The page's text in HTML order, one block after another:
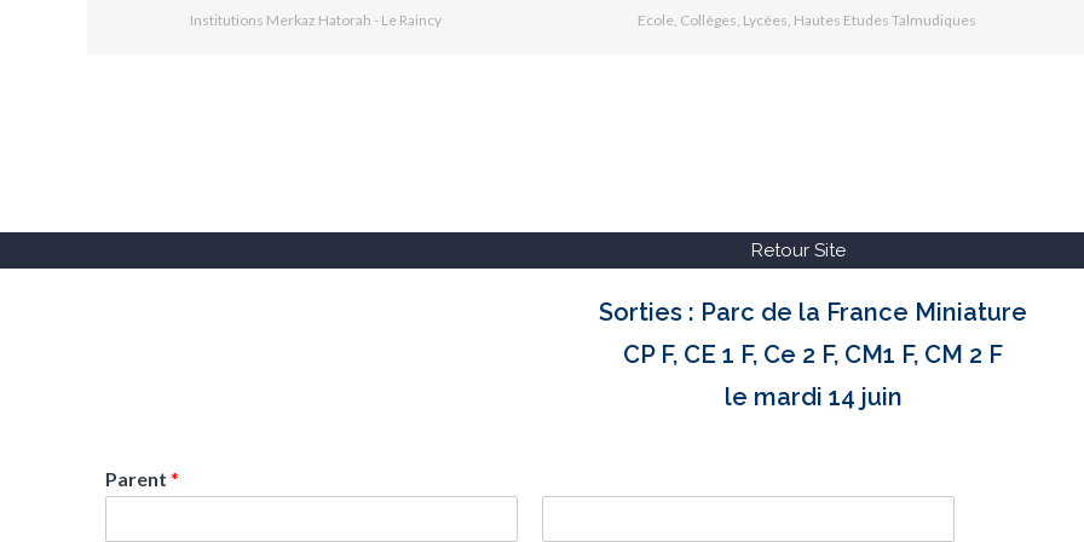
Institutions Merkaz Hatorah - Le Raincy Ecole, Collèges, Lycées, Hautes Etudes Talmudiques
Retour Site
Sorties : Parc de la France Miniature
CP F, CE 1 F, Ce 2 F, CM1 F, CM 2 F
le mardi 14 juin
Parent *